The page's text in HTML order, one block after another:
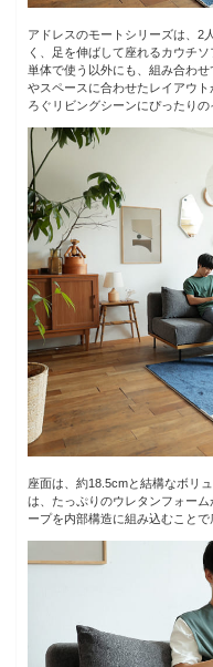
アドレスのモートシリーズは、2
く、足を伸ばして座れるカウチ
単体で使う以外にも、組み合わ
やスペースに合わせたレイアウ
ろぐリビングシーンにぴったり
座面は、約18.5cmと結構なボリ
は、たっぷりのウレタンフォー
ープを内部構造に組み込むこと